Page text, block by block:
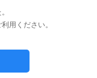
用ください。